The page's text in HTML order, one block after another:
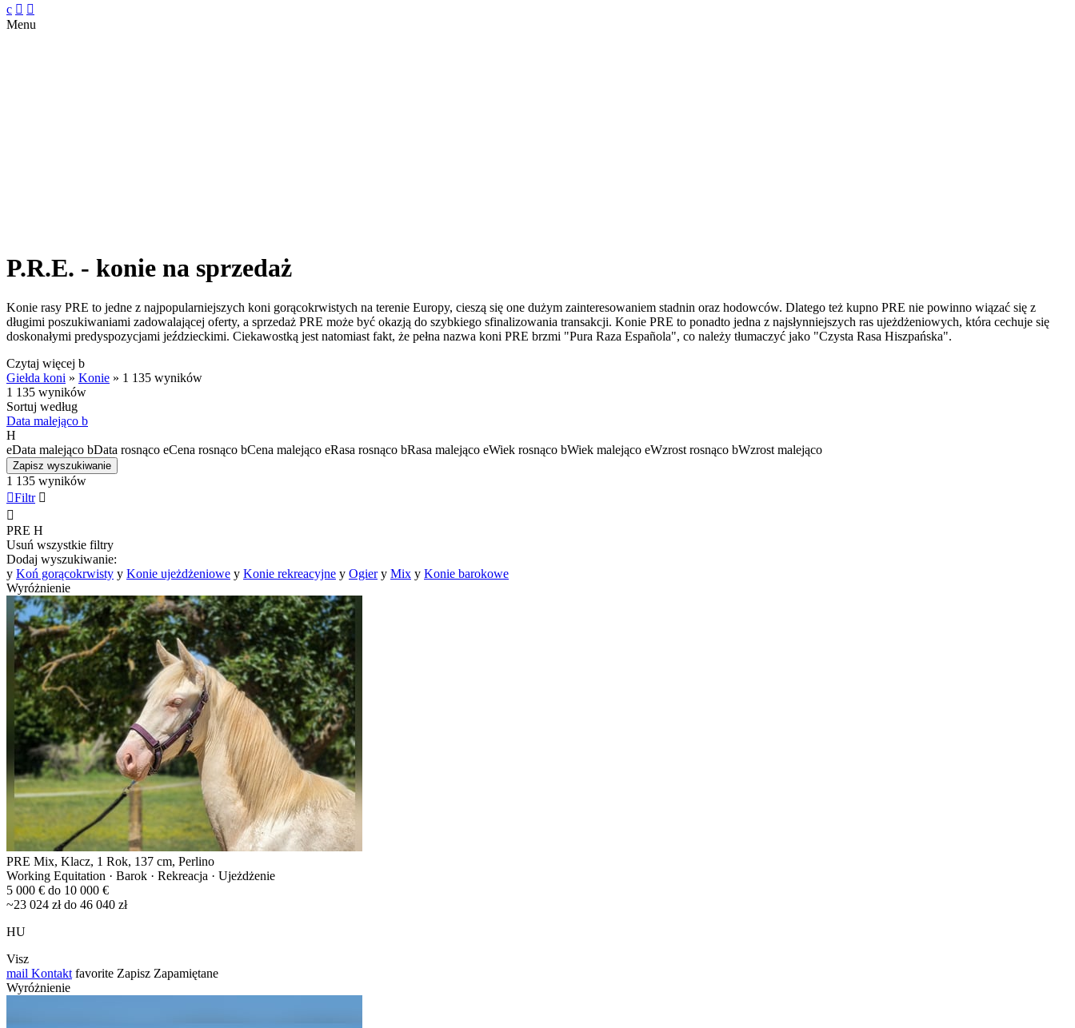
c  
Menu
P.R.E. - konie na sprzedaż
Konie rasy PRE to jedne z najpopularniejszych koni gorącokrwistych na terenie Europy, cieszą się one dużym zainteresowaniem stadnin oraz hodowców. Dlatego też kupno PRE nie powinno wiązać się z
długimi poszukiwaniami zadowalającej oferty, a sprzedaż PRE może być okazją do szybkiego sfinalizowania transakcji. Konie PRE to ponadto jedna z najsłynniejszych ras ujeżdżeniowych, która cechuje się
doskonałymi predyspozycjami jeździeckimi. Ciekawostką jest natomiast fakt, że pełna nazwa koni PRE brzmi "Pura Raza Española", co należy tłumaczyć jako "Czysta Rasa Hiszpańska".
Czytaj więcej b
Giełda koni » Konie » 1 135 wyników
1 135 wyników
Sortuj według
Data malejąco b
H
eData malejąco bData rosnąco eCena rosnąco bCena malejąco eRasa rosnąco bRasa malejąco eWiek rosnąco bWiek malejąco eWzrost rosnąco bWzrost malejąco
Zapisz wyszukiwanie
1 135 wyników
Filtr 

PRE H
Usuń wszystkie filtry
Dodaj wyszukiwanie:
y Koń gorącokrwisty y Konie ujeżdżeniowe y Konie rekreacyjne y Ogier y Mix y Konie barokowe
Wyróżnienie
PRE Mix, Klacz, 1 Rok, 137 cm, Perlino
Working Equitation · Barok · Rekreacja · Ujeżdżenie
5 000 € do 10 000 €
~23 024 zł do 46 040 zł
HU
Visz
mail Kontakt favorite Zapisz Zapamiętane
Wyróżnienie